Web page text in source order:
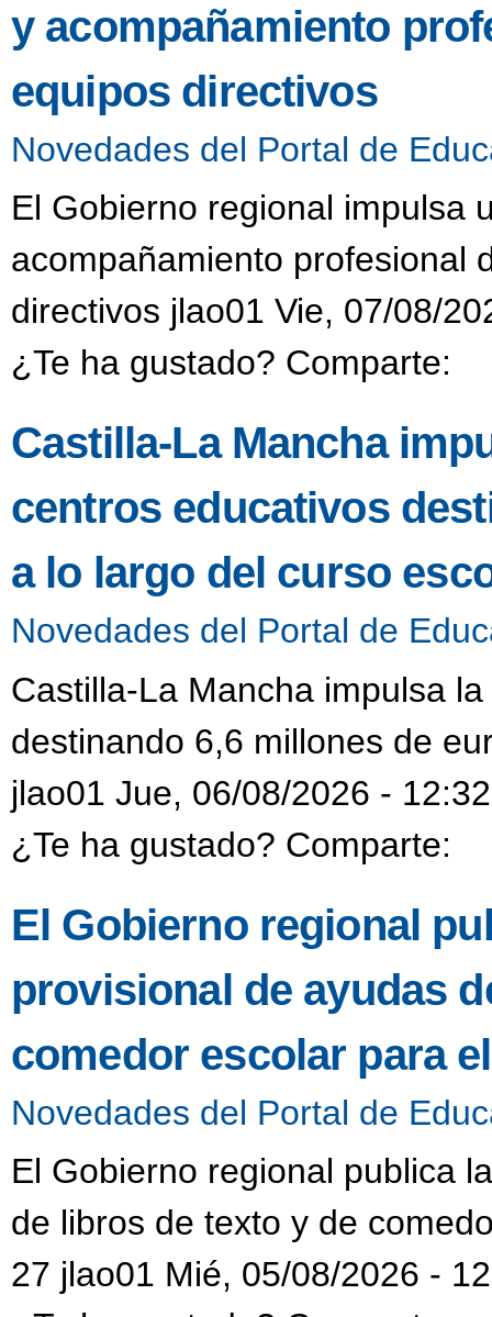
y acompañamiento
equipos directivos
Novedades del Portal de
El Gobierno regional impulsa
acompañamiento profesional
directivos jlao01 Vie, 07/08/
¿Te ha gustado? Comparte:
Castilla-La Mancha
centros educativos
a lo largo del curso
Novedades del Portal de
Castilla-La Mancha impulsa
destinando 6,6 millones de
jlao01 Jue, 06/08/2026 - 12:32
¿Te ha gustado? Comparte:
El Gobierno regional
provisional de ayudas
comedor escolar para
Novedades del Portal de
El Gobierno regional publica
de libros de texto y de
27 jlao01 Mié, 05/08/2026 -